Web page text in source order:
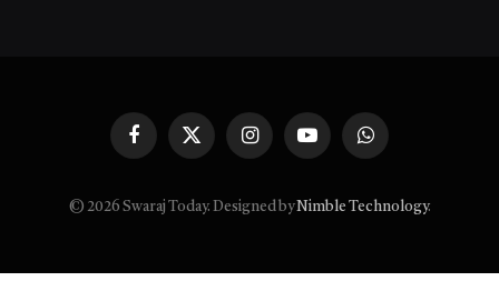
FacebookX
InstagramYouTubeWhatsApp
© 2026 Swaraj Today. Designed by Nimble Technology.